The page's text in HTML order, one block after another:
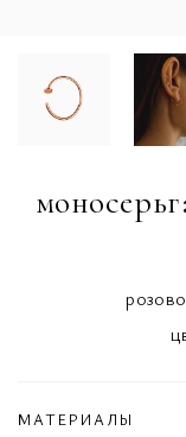
МАТЕРИАЛЫ